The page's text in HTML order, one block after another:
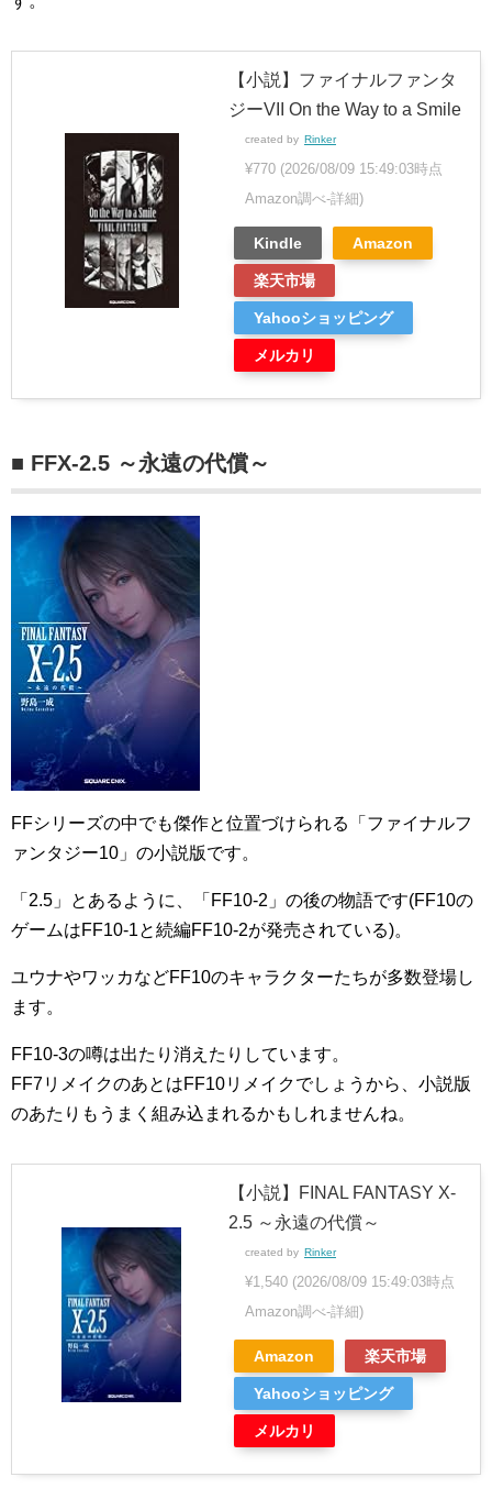
【小説】ファイナルファンタ
ジーVII On the Way to a Smile
created by Rinker
¥770 (2026/08/09 15:49:03時点
Amazon調べ-詳細)
Kindle Amazon
楽天市場
Yahooショッピング
メルカリ
■ FFX-2.5 ～永遠の代償～
FFシリーズの中でも傑作と位置づけられる「ファイナルフ
ァンタジー10」の小説版です。
「2.5」とあるように、「FF10-2」の後の物語です(FF10の
ゲームはFF10-1と続編FF10-2が発売されている)。
ユウナやワッカなどFF10のキャラクターたちが多数登場し
ます。
FF10-3の噂は出たり消えたりしています。
FF7リメイクのあとはFF10リメイクでしょうから、小説版
のあたりもうまく組み込まれるかもしれませんね。
【小説】FINAL FANTASY X-
2.5 ～永遠の代償～
created by Rinker
¥1,540 (2026/08/09 15:49:03時点
Amazon調べ-詳細)
Amazon 楽天市場
Yahooショッピング
メルカリ